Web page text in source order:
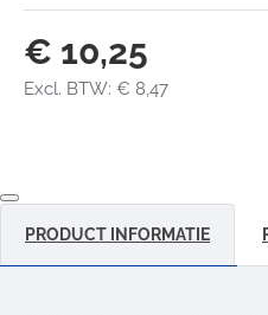
€ 10,25
Excl. BTW: € 8,47
PRODUCT INFORMATIE